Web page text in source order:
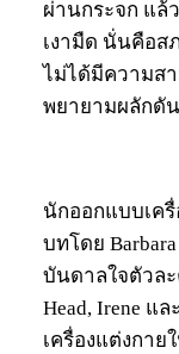
ผ่านกระจก แล้
เงามืด นั่นคือส
ไม่ได้มีความสา
พยายามผลักดั
นักออกแบบเครื่
บทโดย
บันดาลใจตัวล
Head, Irene แ
เครื่องแต่งกาย